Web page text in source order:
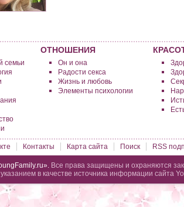
семьи
ОТНОШЕНИЯ
Он и она
Радости секса
Жизнь и любовь
Элементы психологии
Контакты Карта сайта Поиск RSS
Все права защищены и охраняются
указанием в качестве источника информации сайта